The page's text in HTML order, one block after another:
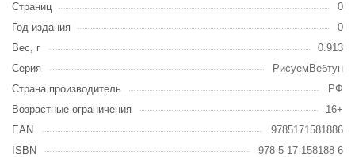
Страниц
0
Год издания
0
Вес, г
0.913
Серия
РисуемВебтун
Страна производитель
РФ
Возрастные ограничения
16+
EAN
9785171581886
ISBN
978-5-17-158188-6